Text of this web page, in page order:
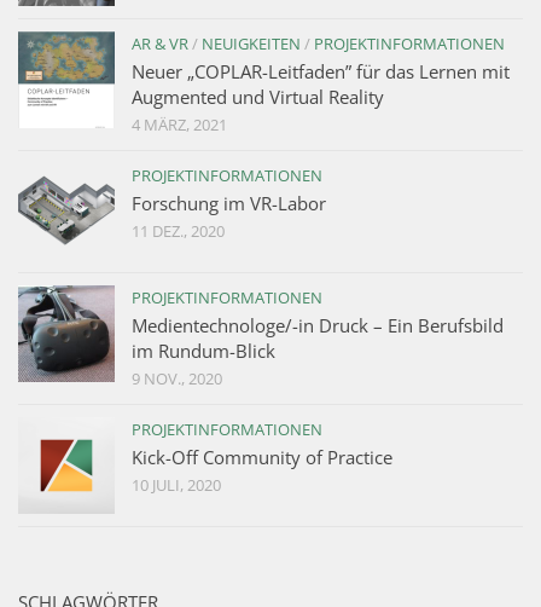
AR & VR/ NEUIGKEITEN / PROJEKTINFORMATIONEN
Neuer „COPLAR-Leitfaden” für das Lernen mit
Augmented und Virtual Reality
4 MÄRZ, 2021
PROJEKTINFORMATIONEN
Forschung im VR-Labor
11 DEZ., 2020
PROJEKTINFORMATIONEN
Medientechnologe/-in Druck – Ein Berufsbild
im Rundum-Blick
9 NOV., 2020
PROJEKTINFORMATIONEN
Kick-Off Community of Practice
10 JULI, 2020
SCHLAGWÖRTER